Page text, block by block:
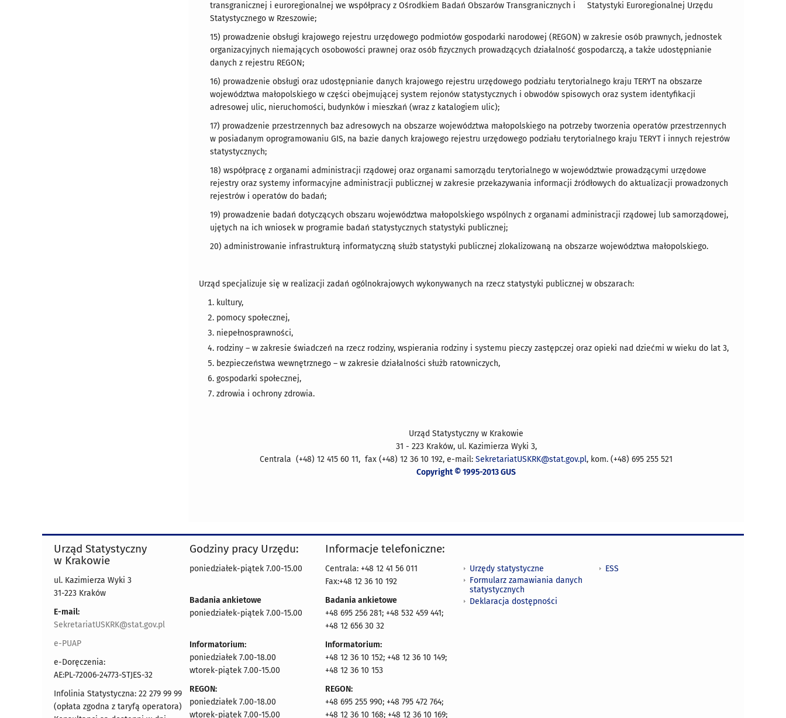
transgranicznej i euroregionalnej we współpracy z Ośrodkiem Badań Obszarów Transgranicznych i Statystyki Euroregionalnej Urzędu
Statystycznego w Rzeszowie;
15) prowadzenie obsługi krajowego rejestru urzędowego podmiotów gospodarki narodowej (REGON) w zakresie osób prawnych, jednostek
organizacyjnych niemających osobowości prawnej oraz osób fizycznych prowadzących działalność gospodarczą, a także udostępnianie
danych z rejestru REGON;
16) prowadzenie obsługi oraz udostępnianie danych krajowego rejestru urzędowego podziału terytorialnego kraju TERYT na obszarze
województwa małopolskiego w części obejmującej system rejonów statystycznych i obwodów spisowych oraz system identyfikacji
adresowej ulic, nieruchomości, budynków i mieszkań (wraz z katalogiem ulic);
17) prowadzenie przestrzennych baz adresowych na obszarze województwa małopolskiego na potrzeby tworzenia operatów przestrzennych
w posiadanym oprogramowaniu GIS, na bazie danych krajowego rejestru urzędowego podziału terytorialnego kraju TERYT i innych rejestrów
statystycznych;
18) współpracę z organami administracji rządowej oraz organami samorządu terytorialnego w województwie prowadzącymi urzędowe
rejestry oraz systemy informacyjne administracji publicznej w zakresie przekazywania informacji źródłowych do aktualizacji prowadzonych
rejestrów i operatów do badań;
19) prowadzenie badań dotyczących obszaru województwa małopolskiego wspólnych z organami administracji rządowej lub samorządowej,
ujętych na ich wniosek w programie badań statystycznych statystyki publicznej;
20) administrowanie infrastrukturą informatyczną służb statystyki publicznej zlokalizowaną na obszarze województwa małopolskiego.
Urząd specjalizuje się w realizacji zadań ogólnokrajowych wykonywanych na rzecz statystyki publicznej w obszarach:
kultury,
pomocy społecznej,
niepełnosprawności,
rodziny – w zakresie świadczeń na rzecz rodziny, wspierania rodziny i systemu pieczy zastępczej oraz opieki nad dziećmi w wieku do lat 3,
bezpieczeństwa wewnętrznego – w zakresie działalności służb ratowniczych,
gospodarki społecznej,
zdrowia i ochrony zdrowia.
Urząd Statystyczny w Krakowie
31 - 223 Kraków, ul. Kazimierza Wyki 3,
Centrala (+48) 12 415 60 11, fax (+48) 12 36 10 192, e-mail: SekretariatUSKRK@stat.gov.pl, kom. (+48) 695 255 521
Copyright © 1995-2013 GUS
Urząd Statystyczny
w Krakowie
ul. Kazimierza Wyki 3
31-223 Kraków
E-mail:
SekretariatUSKRK@stat.gov.pl
e-PUAP
e-Doręczenia:
AE:PL-72006-24773-STJES-32
Infolinia Statystyczna: 22 279 99 99
(opłata zgodna z taryfą operatora)
Godziny pracy Urzędu:
poniedziałek-piątek 7.00-15.00
Badania ankietowe
poniedziałek-piątek 7.00-15.00
Informatorium:
poniedziałek 7.00-18.00
wtorek-piątek 7.00-15.00
REGON:
poniedziałek 7.00-18.00
wtorek-piątek 7.00-15.00
Informacje telefoniczne:
Centrala: +48 12 41 56 011
Fax:+48 12 36 10 192
Badania ankietowe
+48 695 256 281; +48 532 459 441;
+48 12 656 30 32
Informatorium:
+48 12 36 10 152; +48 12 36 10 149;
+48 12 36 10 153
REGON:
+48 695 255 990; +48 795 472 764;
+48 12 36 10 168; +48 12 36 10 169;
Urzędy statystyczne
Formularz zamawiania danych
statystycznych
Deklaracja dostępności
ESS